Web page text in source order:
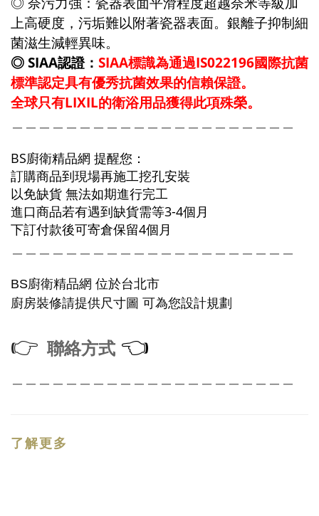
上高硬度，污垢難以附著瓷器表面。 銀離子抑制細
菌滋生減輕異味。
◎SIAA認證： SIAA標識為通過IS022196國際抗菌
標準認定具有優秀抗菌效果的信賴保證。
全球只有LIXIL的衛浴用品獲得此項殊榮。
BS廚衛精品網 提醒您：
訂購商品到現場再施工挖孔安裝
以免缺貨 無法如期進行完工
進口商品若有遇到缺貨需等3-4個月
下訂付款後可寄倉保留4個月
BS廚衛精品網 位於台北市
廚房裝修請提供尺寸圖 可為您設計規劃
👉 聯絡方式 👈
了解更多